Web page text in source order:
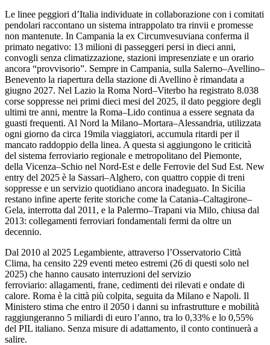
Le linee peggiori d’Italia individuate in collaborazione con i comitati
pendolari raccontano un sistema intrappolato tra rinvii e promesse
non mantenute. In Campania la ex Circumvesuviana conferma il
primato negativo: 13 milioni di passeggeri persi in dieci anni,
convogli senza climatizzazione, stazioni impresenziate e un orario
ancora “provvisorio”. Sempre in Campania, sulla Salerno–Avellino–
Benevento la riapertura della stazione di Avellino è rimandata a
giugno 2027. Nel Lazio la Roma Nord–Viterbo ha registrato 8.038
corse soppresse nei primi dieci mesi del 2025, il dato peggiore degli
ultimi tre anni, mentre la Roma–Lido continua a essere segnata da
guasti frequenti. Al Nord la Milano–Mortara–Alessandria, utilizzata
ogni giorno da circa 19mila viaggiatori, accumula ritardi per il
mancato raddoppio della linea. A questa si aggiungono le criticità
del sistema ferroviario regionale e metropolitano del Piemonte,
della Vicenza–Schio nel Nord-Est e delle Ferrovie del Sud Est. New
entry del 2025 è la Sassari–Alghero, con quattro coppie di treni
soppresse e un servizio quotidiano ancora inadeguato. In Sicilia
restano infine aperte ferite storiche come la Catania–Caltagirone–
Gela, interrotta dal 2011, e la Palermo–Trapani via Milo, chiusa dal
2013: collegamenti ferroviari fondamentali fermi da oltre un
decennio.
Dal 2010 al 2025 Legambiente, attraverso l’Osservatorio Città
Clima, ha censito 229 eventi meteo estremi (26 di questi solo nel
2025) che hanno causato interruzioni del servizio
ferroviario: allagamenti, frane, cedimenti dei rilevati e ondate di
calore. Roma è la città più colpita, seguita da Milano e Napoli. Il
Ministero stima che entro il 2050 i danni su infrastrutture e mobilità
raggiungeranno 5 miliardi di euro l’anno, tra lo 0,33% e lo 0,55%
del PIL italiano. Senza misure di adattamento, il conto continuerà a
salire.